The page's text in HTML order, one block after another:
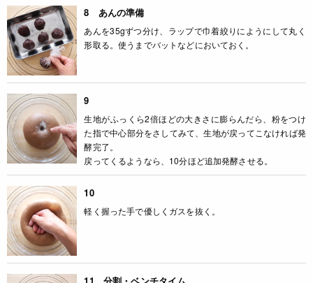
8 あんの準備
あんを35gずつ分け、ラップで巾着絞りにようにして丸く
形取る。使うまでバットなどにおいておく。
9
生地がふっくら2倍ほどの大きさに膨らんだら、粉をつけ
た指で中心部分をさしてみて、生地が戻ってこなければ発
酵完了。
戻ってくるようなら、10分ほど追加発酵させる。
10
軽く握った手で優しくガスを抜く。